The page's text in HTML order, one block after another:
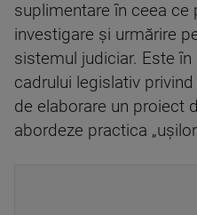
suplimentare în ceea
investigare și urmărire
sistemul judiciar. Este
cadrului legislativ
de elaborare un proiect
abordeze practica